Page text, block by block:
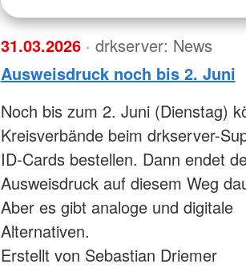
31.03.2026 · drkserver: News
Ausweisdruck noch bis 2. Juni
Noch bis zum 2. Juni (Dienstag)
Kreisverbände beim drkserver-
ID-Cards bestellen. Dann endet
Ausweisdruck auf diesem Weg
Aber es gibt analoge und digitale
Alternativen.
Erstellt von Sebastian Driemer